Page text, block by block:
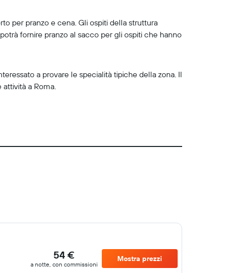
per pranzo e cena. Gli ospiti della struttura
fornire pranzo al sacco per gli ospiti che hanno
a provare le specialità tipiche della zona. Il
a Roma.
54 €
a notte, con commissioni
Mostra prezzi